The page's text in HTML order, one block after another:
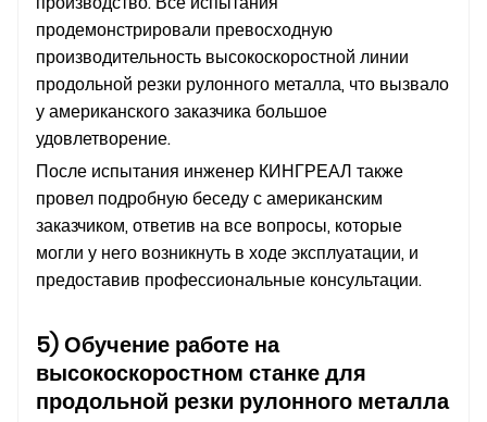
продемонстрировали превосходную
производительность высокоскоростной линии
продольной резки рулонного металла, что вызвало
у американского заказчика большое
удовлетворение.
После испытания инженер КИНГРЕАЛ также
провел подробную беседу с американским
заказчиком, ответив на все вопросы, которые
могли у него возникнуть в ходе эксплуатации, и
предоставив профессиональные консультации.
5) Обучение работе на
высокоскоростном станке для
продольной резки рулонного металла